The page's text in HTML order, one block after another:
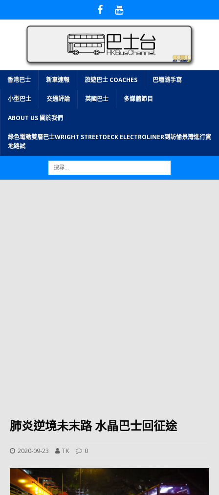
香港巴士 新車速報 旅遊巴士 COACHES 巴壇隨手寫
小型巴士 交通評論 英國巴士 多媒體節目
ABOUT US 關於我們
綠色電動雙層巴士WRIGHT STREETDECK ELECTROLINER到訪愉景灣進行實
地路試
肺炎逆境未末路 水晶巴士回征途
2020-09-23 TK 0